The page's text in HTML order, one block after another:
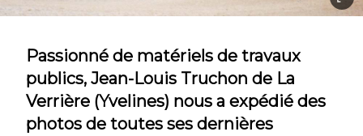
Passionné de matériels de travaux
publics, Jean-Louis Truchon de La
Verrière (Yvelines) nous a expédié des
photos de toutes ses dernières